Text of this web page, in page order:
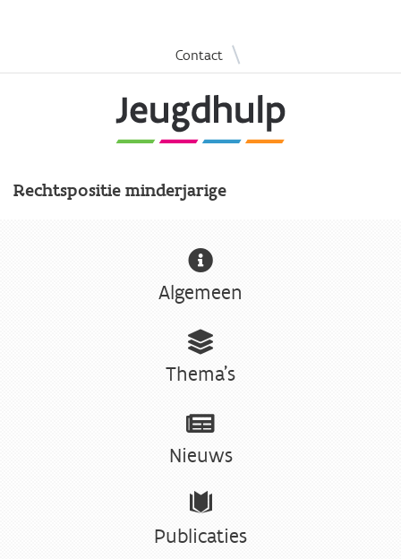
Overslaan
en
naar
de
inhoud
Contact |
Rechtspositie minderjarige
Algemeen
Thema's
Nieuws
Publicaties